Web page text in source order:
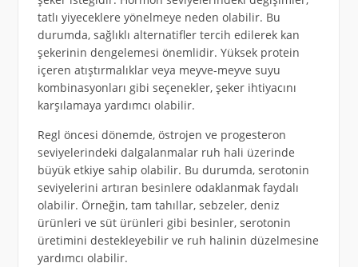
tatlı yiyeceklere yönelmeye neden olabilir. Bu
durumda, sağlıklı alternatifler tercih edilerek kan
şekerinin dengelemesi önemlidir. Yüksek protein
içeren atıştırmalıklar veya meyve-meyve suyu
kombinasyonları gibi seçenekler, şeker ihtiyacını
karşılamaya yardımcı olabilir.
Regl öncesi dönemde, östrojen ve progesteron
seviyelerindeki dalgalanmalar ruh hali üzerinde
büyük etkiye sahip olabilir. Bu durumda, serotonin
seviyelerini artıran besinlere odaklanmak faydalı
olabilir. Örneğin, tam tahıllar, sebzeler, deniz
ürünleri ve süt ürünleri gibi besinler, serotonin
üretimini destekleyebilir ve ruh halinin düzelmesine
yardımcı olabilir.